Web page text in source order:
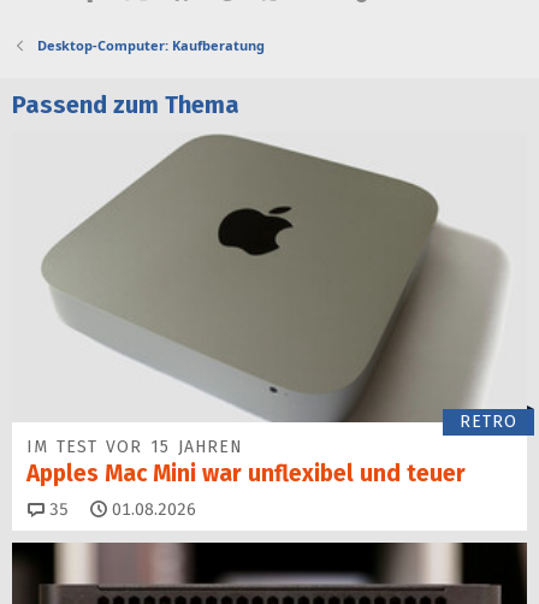
Desktop-Computer: Kaufberatung
Passend zum Thema
RETRO
IM TEST VOR 15 JAHREN
Apples Mac Mini war unflexibel und teuer
35 Kommentare
01.08.2026